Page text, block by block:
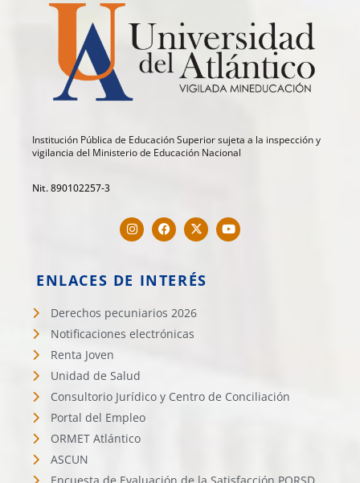
Institución Pública de Educación Superior sujeta a la inspección y
vigilancia del Ministerio de Educación Nacional
Nit. 890102257-3
ENLACES DE INTERÉS
Derechos pecuniarios 2026
Notificaciones electrónicas
Renta Joven
Unidad de Salud
Consultorio Jurídico y Centro de Conciliación
Portal del Empleo
ORMET Atlántico
ASCUN